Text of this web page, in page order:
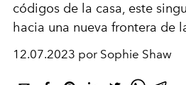
códigos de la casa, este
hacia una nueva frontera de
12.07.2023 por Sophie Shaw